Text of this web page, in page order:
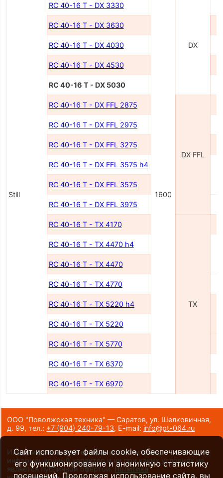
Still
RC 40-16 T - DX 3330
1600
DX
RC 40-16 T - DX 3630
RC 40-16 T - DX 4030
RC 40-16 T - DX 4530
RC 40-16 T - DX 5030
RC 40-16 T - DX FFL 2875
DX FFL
RC 40-16 T - DX FFL 2975
RC 40-16 T - DX FFL 3275
RC 40-16 T - DX FFL 3575 h4
RC 40-16 T - DX FFL 3575
RC 40-16 T - DX FFL 3975
RC 40-16 T - TX 4170
TX
RC 40-16 T - TX 4470 h4
RC 40-16 T - TX 4470
RC 40-16 T - TX 4770
RC 40-16 T - TX 5220 h4
RC 40-16 T - TX 5220
RC 40-16 T - TX 5770
RC 40-16 T - TX 6370
RC 40-16 T - TX 6970
ООО "Поволжская техника" — Саратов, ул. Шелковичная,
д. 99,тел.: +7 (904) 240-79-13, E-mail: info@pt-064.ru
Информация на сайте носит исключительно
информационный характер и ни при каких условиях не
является публичной офертой. Политика
Сайт использует файлы cookie, обеспечивающие
его функционирование и анонимную статистику
посещений. Продолжая использование сайта, вы